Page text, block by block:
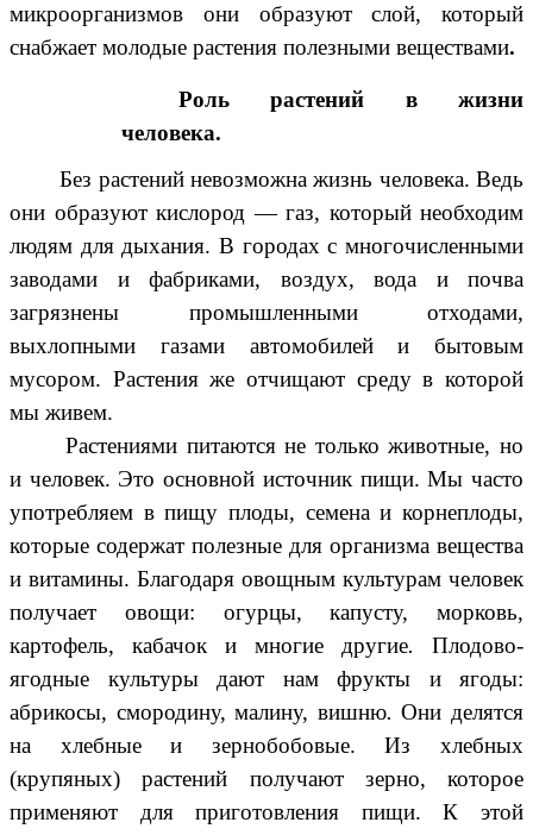
микроорганизмов они образуют слой, который
снабжает молодые растения полезными веществами.
Роль растений в жизни
человека.
Без растений невозможна жизнь человека. Ведь
они образуют кислород — газ, который необходим
людям для дыхания. В городах с многочисленными
заводами и фабриками, воздух, вода и почва
загрязнены промышленными отходами,
выхлопными газами автомобилей и бытовым
мусором. Растения же отчищают среду в которой
мы живем.
Растениями питаются не только животные, но
и человек. Это основной источник пищи. Мы часто
употребляем в пищу плоды, семена и корнеплоды,
которые содержат полезные для организма вещества
и витамины. Благодаря овощным культурам человек
получает овощи: огурцы, капусту, морковь,
картофель, кабачок и многие другие. Плодово-
ягодные культуры дают нам фрукты и ягоды:
абрикосы, смородину, малину, вишню. Они делятся
на хлебные и зернобобовые. Из хлебных
(крупяных) растений получают зерно, которое
применяют для приготовления пищи. К этой